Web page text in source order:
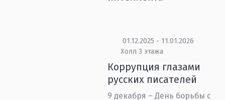
01.12.2025 - 11.01.2026
Холл 3 этажа
Коррупция глазами
русских писателей
9 декабря – День борьбы с